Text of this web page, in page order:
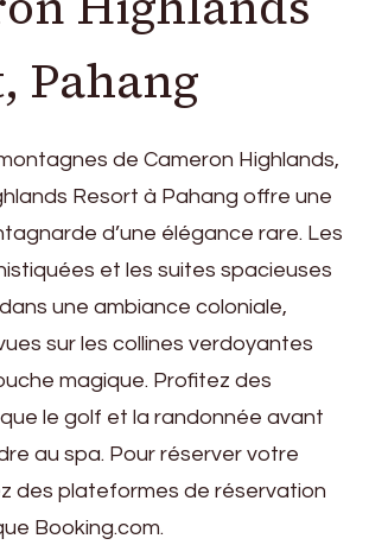
Pahang
de Cameron Highlands,
Resort à Pahang offre une
d’une élégance rare. Les
et les suites spacieuses
une ambiance coloniale,
sur les collines verdoyantes
magique. Profitez des
le golf et la randonnée avant
au spa. Pour réserver votre
des plateformes de réservation
Booking.com.